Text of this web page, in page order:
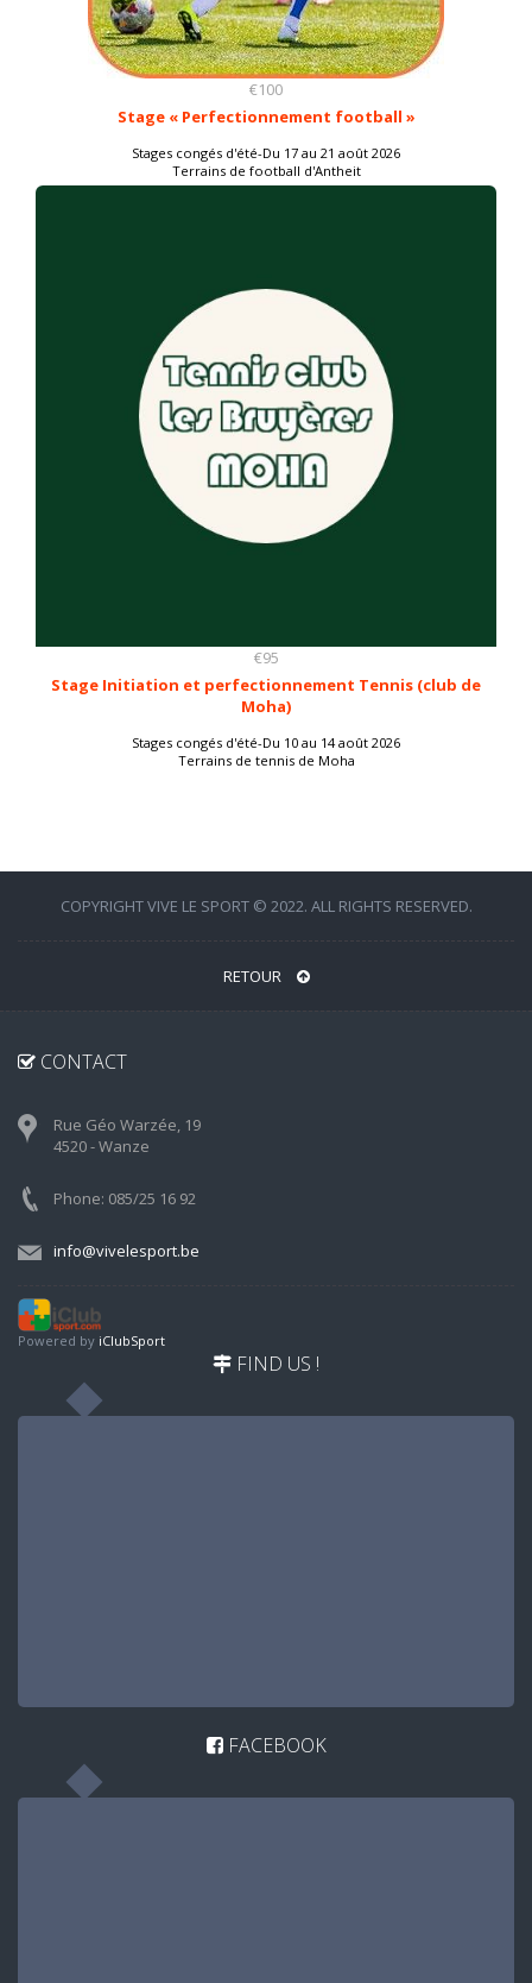
€100
Stage « Perfectionnement football »
Stages congés d'été-Du 17 au 21 août 2026
Terrains de football d'Antheit
€95
Stage Initiation et perfectionnement Tennis (club de
Moha)
Stages congés d'été-Du 10 au 14 août 2026
Terrains de tennis de Moha
COPYRIGHT VIVE LE SPORT © 2022. ALL RIGHTS RESERVED.
RETOUR
CONTACT
Rue Géo Warzée, 19
4520 - Wanze
Phone: 085/25 16 92
info@vivelesport.be
Powered by iClubSport
FIND US !
FACEBOOK